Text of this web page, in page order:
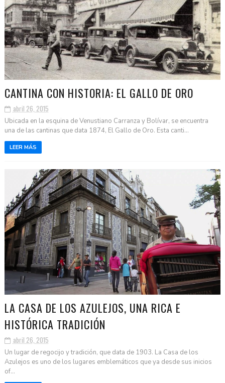
CANTINA CON HISTORIA: EL GALLO DE ORO
abril 26, 2015
Ubicada en la esquina de Venustiano Carranza y Bolívar, se encuentra
una de las cantinas que data 1874, El Gallo de Oro. Esta canti...
LEER MÁS
LA CASA DE LOS AZULEJOS, UNA RICA E
HISTÓRICA TRADICIÓN
abril 26, 2015
Un lugar de regocijo y tradición, que data de 1903. La Casa de los
Azulejos es uno de los lugares emblemáticos que ya desde sus inicios
of...